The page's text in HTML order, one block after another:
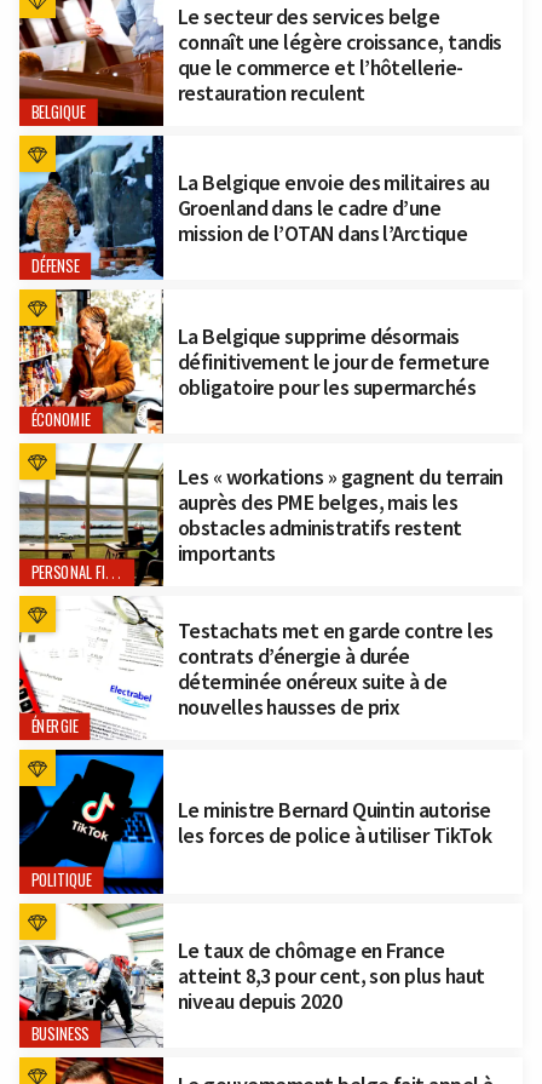
BELGIQUE
Le secteur des services belge
connaît une légère croissance, tandis
que le commerce et l’hôtellerie-
restauration reculent
DÉFENSE
La Belgique envoie des militaires au
Groenland dans le cadre d’une
mission de l’OTAN dans l’Arctique
ÉCONOMIE
La Belgique supprime désormais
définitivement le jour de fermeture
obligatoire pour les supermarchés
PERSONAL FINANCE
Les « workations » gagnent du terrain
auprès des PME belges, mais les
obstacles administratifs restent
importants
ÉNERGIE
Testachats met en garde contre les
contrats d’énergie à durée
déterminée onéreux suite à de
nouvelles hausses de prix
POLITIQUE
Le ministre Bernard Quintin autorise
les forces de police à utiliser TikTok
BUSINESS
Le taux de chômage en France
atteint 8,3 pour cent, son plus haut
niveau depuis 2020